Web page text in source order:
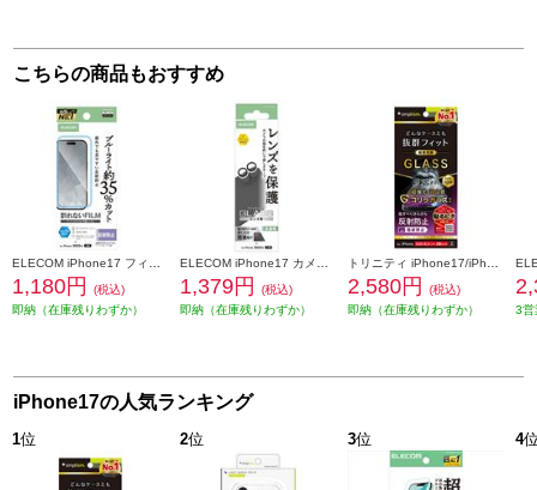
こちらの商品もおすすめ
1,180円
(税込)
即納（在庫残りわずか）
1,379円
(税込)
即納（在庫残りわずか）
2,580円
(税込)
即納（在庫残りわずか）
3営
iPhone17の人気ランキング
1位 2位 3位 4